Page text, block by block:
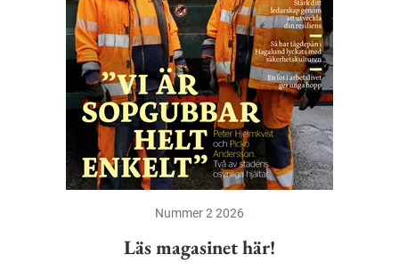
Nummer 2 2026
Läs magasinet här!